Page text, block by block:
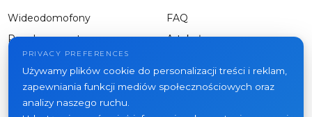
Wideodomofony
Panele zewnętrzne
Inny sprzęt
FAQ
Artykuły
Projekty
PRIVACY PREFERENCES
Używamy plików cookie do personalizacji treści i reklam,
zapewniania funkcji mediów społecznościowych oraz
analizy naszego ruchu.